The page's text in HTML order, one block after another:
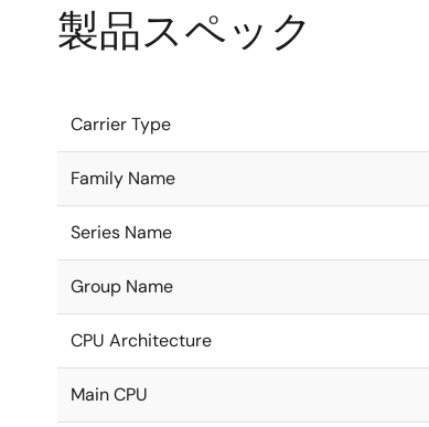
製品スペック
Carrier Type
Family Name
Series Name
Group Name
CPU Architecture
Main CPU